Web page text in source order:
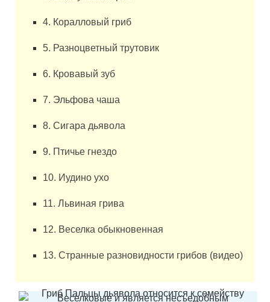
4. Коралловый гриб
5. Разноцветный трутовик
6. Кровавый зуб
7. Эльфова чаша
8. Сигара дьявола
9. Птичье гнездо
10. Иудино ухо
11. Львиная грива
12. Веселка обыкновенная
13. Странные разновидности грибов (видео)